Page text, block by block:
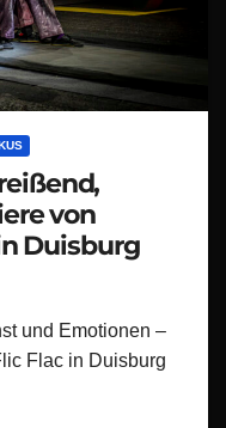
von
Duisburg
und Emotionen –
Flac in Duisburg